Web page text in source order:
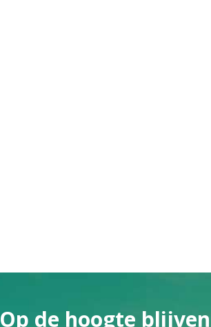
Op de hoogte